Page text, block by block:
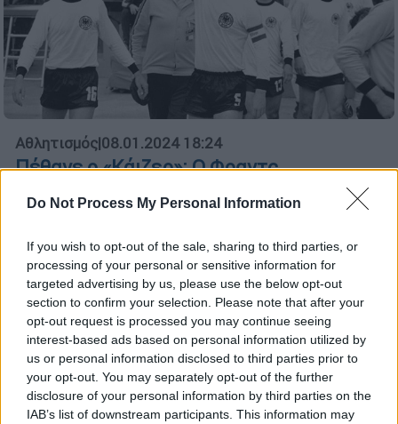
Do Not Process My Personal Information
If you wish to opt-out of the sale, sharing to third parties, or
processing of your personal or sensitive information for
targeted advertising by us, please use the below opt-out
section to confirm your selection. Please note that after your
opt-out request is processed you may continue seeing
interest-based ads based on personal information utilized by
us or personal information disclosed to third parties prior to
your opt-out. You may separately opt-out of the further
disclosure of your personal information by third parties on the
IAB’s list of downstream participants. This information may
Αθλητισμός|08.01.2024 18:24
Πέθανε ο «Κάιζερ»: Ο Φραντς
Μπεκενμπάουερ έφυγε από τη ζωή σε
ηλικία 78 ετών
Θλίψη στο παγκόσμιο ποδόσφαιρο για τον
θάνατο του σπουδαιότερου Γερμανού παίκτη
στην ιστορία